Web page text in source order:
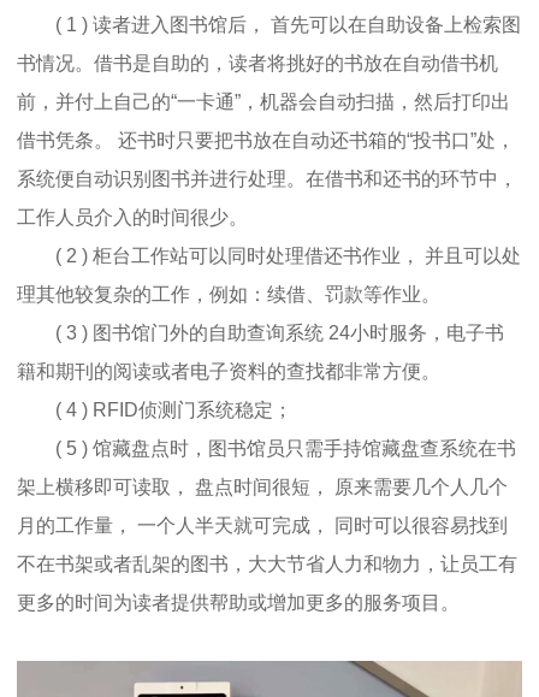
( 1 ) 读者进入图书馆后， 首先可以在自助设备上检索图
书情况。借书是自助的，读者将挑好的书放在自动借书机
前，并付上自己的“一卡通”，机器会自动扫描，然后打印出
借书凭条。 还书时只要把书放在自动还书箱的“投书口”处，
系统便自动识别图书并进行处理。在借书和还书的环节中，
工作人员介入的时间很少。
( 2 ) 柜台工作站可以同时处理借还书作业， 并且可以处
理其他较复杂的工作，例如：续借、罚款等作业。
( 3 ) 图书馆门外的自助查询系统 24小时服务，电子书
籍和期刊的阅读或者电子资料的查找都非常方便。
( 4 ) RFID侦测门系统稳定；
( 5 ) 馆藏盘点时，图书馆员只需手持馆藏盘查系统在书
架上横移即可读取， 盘点时间很短， 原来需要几个人几个
月的工作量， 一个人半天就可完成， 同时可以很容易找到
不在书架或者乱架的图书，大大节省人力和物力，让员工有
更多的时间为读者提供帮助或增加更多的服务项目。